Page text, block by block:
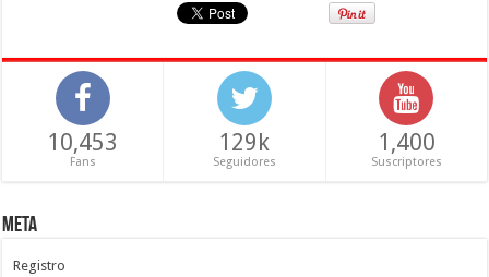
10,453
Fans
129k
Seguidores
1,400
Suscriptores
Meta
Registro